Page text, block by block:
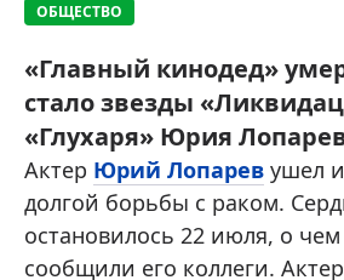
ОБЩЕСТВО
«Главный кинодед»
стало звезды
«Глухаря» Юрия
Актер Юрий Лопарев ушел
долгой борьбы с раком.
остановилось 22 июля, о
сообщили его коллеги.